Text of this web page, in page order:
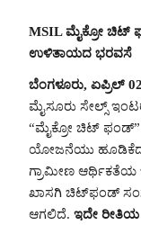
MSIL ಮೈಕ್ರೋ ಚಿಟ್
ಉಳಿತಾಯದ ಭರವಸೆ
ಬೆಂಗಳೂರು, ಏಪ್ರಿಲ್
ಮೈಸೂರು ಸೇಲ್ಸ್
“ಮೈಕ್ರೋ ಚಿಟ್
ಯೋಜನೆಯು
ಗ್ರಾಮೀಣ ಆರ್ಥಿಕತೆಯ
ಖಾಸಗಿ ಚಿಟ್‌ಫಂಡ್‌
ಆಗಲಿದೆ. ಇದೇ ರೀತಿಯ